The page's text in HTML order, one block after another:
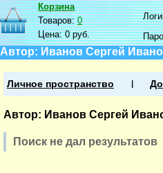
Корзина
Товаров:0
Цена:0 руб.
Автор: Иванов Сергей
Личное пространство
Автор: Иванов Сергей
Поиск не дал результатов